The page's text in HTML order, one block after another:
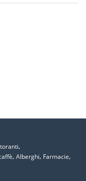
,
, Alberghi, Farmacie,